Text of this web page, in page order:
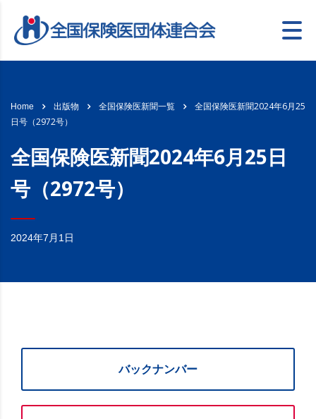
Home 出版物 全国保険医新聞一覧
全国保険医新聞2024年6月25
日号（2972号）
全国保険医新聞2024年6月25日
号（2972号）
2024年7月1日
バックナンバー